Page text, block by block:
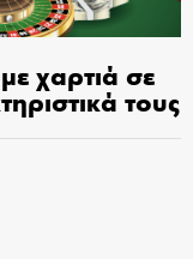
χαρτιά σε
τους